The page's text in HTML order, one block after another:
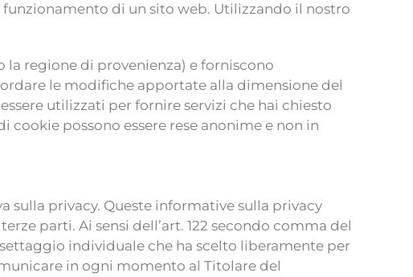
di un sito web. Utilizzando il nostro
la regione di provenienza) e forniscono
le modifiche apportate alla dimensione del
utilizzati per fornire servizi che hai chiesto
possono essere rese anonime e non in
privacy. Queste informative sulla privacy
parti. Ai sensi dell’art. 122 secondo comma del
individuale che ha scelto liberamente per
in ogni momento al Titolare del